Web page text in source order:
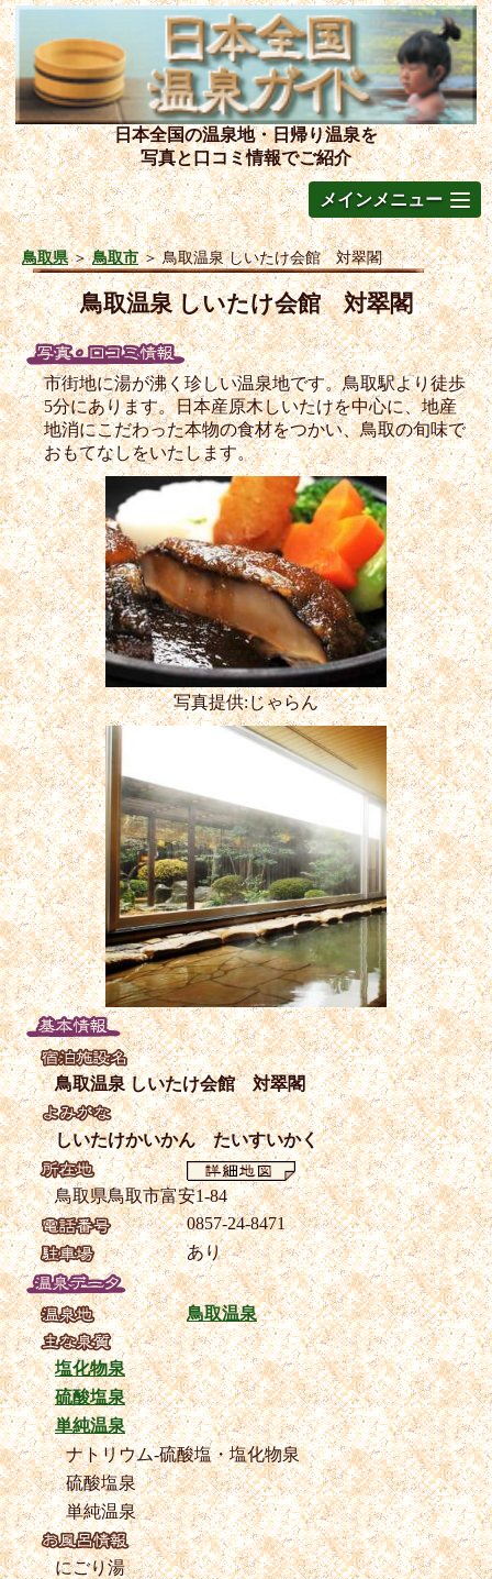
日本全国の温泉地・日帰り温泉を
写真と口コミ情報でご紹介
メインメニュー
鳥取県＞鳥取市＞鳥取温泉 しいたけ会館 対翠閣
鳥取温泉 しいたけ会館 対翠閣
市街地に湯が沸く珍しい温泉地です。鳥取駅より徒歩
5分にあります。日本産原木しいたけを中心に、地産
地消にこだわった本物の食材をつかい、鳥取の旬味で
おもてなしをいたします。
写真提供:じゃらん
鳥取温泉 しいたけ会館 対翠閣
しいたけかいかん たいすいかく
鳥取県鳥取市富安1-84
0857-24-8471
あり
鳥取温泉
塩化物泉
硫酸塩泉
単純温泉
ナトリウム-硫酸塩・塩化物泉
硫酸塩泉
単純温泉
にごり湯